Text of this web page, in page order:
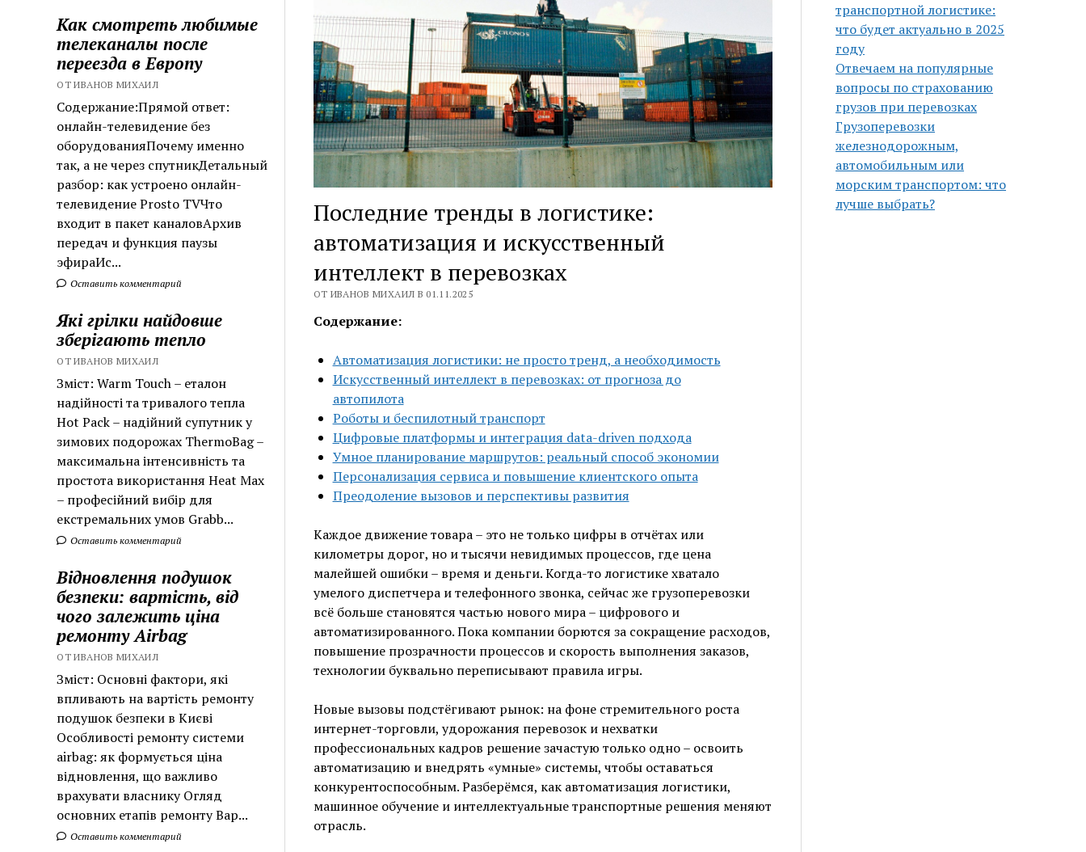
Как смотреть любимые
телеканалы после
переезда в Европу
ОТ ИВАНОВ МИХАИЛ
Содержание:Прямой ответ:
онлайн-телевидение без
оборудованияПочему именно
так, а не через спутникДетальный
разбор: как устроено онлайн-
телевидение Prosto TVЧто
входит в пакет каналовАрхив
передач и функция паузы
эфираИс...
Оставить комментарий
Які грілки найдовше
зберігають тепло
ОТ ИВАНОВ МИХАИЛ
Зміст: Warm Touch – еталон
надійності та тривалого тепла
Hot Pack – надійний супутник у
зимових подорожах ThermoBag –
максимальна інтенсивність та
простота використання Heat Max
– професійний вибір для
екстремальних умов Grabb...
Оставить комментарий
Відновлення подушок
безпеки: вартість, від
чого залежить ціна
ремонту Airbag
ОТ ИВАНОВ МИХАИЛ
Зміст: Основні фактори, які
впливають на вартість ремонту
подушок безпеки в Києві
Особливості ремонту системи
airbag: як формується ціна
відновлення, що важливо
врахувати власнику Огляд
основних етапів ремонту Вар...
Оставить комментарий
Последние тренды в логистике:
автоматизация и искусственный
интеллект в перевозках
ОТ ИВАНОВ МИХАИЛ В 01.11.2025
Содержание:
Автоматизация логистики: не просто тренд, а необходимость
Искусственный интеллект в перевозках: от прогноза до
автопилота
Роботы и беспилотный транспорт
Цифровые платформы и интеграция data-driven подхода
Умное планирование маршрутов: реальный способ экономии
Персонализация сервиса и повышение клиентского опыта
Преодоление вызовов и перспективы развития
Каждое движение товара – это не только цифры в отчётах или
километры дорог, но и тысячи невидимых процессов, где цена
малейшей ошибки – время и деньги. Когда-то логистике хватало
умелого диспетчера и телефонного звонка, сейчас же грузоперевозки
всё больше становятся частью нового мира – цифрового и
автоматизированного. Пока компании борются за сокращение расходов,
повышение прозрачности процессов и скорость выполнения заказов,
технологии буквально переписывают правила игры.
Новые вызовы подстёгивают рынок: на фоне стремительного роста
интернет-торговли, удорожания перевозок и нехватки
профессиональных кадров решение зачастую только одно – освоить
автоматизацию и внедрять «умные» системы, чтобы оставаться
конкурентоспособным. Разберёмся, как автоматизация логистики,
машинное обучение и интеллектуальные транспортные решения меняют
отрасль.
транспортной логистике:
что будет актуально в 2025
году
Отвечаем на популярные
вопросы по страхованию
грузов при перевозках
Грузоперевозки
железнодорожным,
автомобильным или
морским транспортом: что
лучше выбрать?